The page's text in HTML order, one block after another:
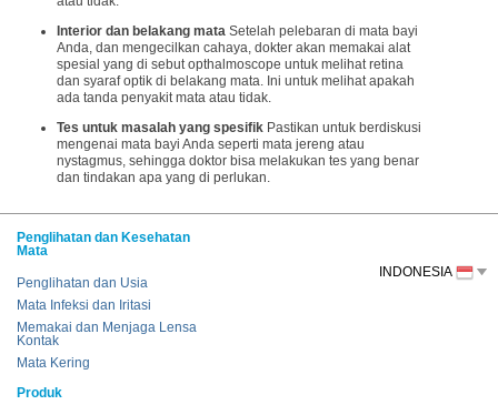
Interior dan belakang mata Setelah pelebaran di mata bayi
Anda, dan mengecilkan cahaya, dokter akan memakai alat
spesial yang di sebut opthalmoscope untuk melihat retina
dan syaraf optik di belakang mata. Ini untuk melihat apakah
ada tanda penyakit mata atau tidak.
Tes untuk masalah yang spesifik Pastikan untuk berdiskusi
mengenai mata bayi Anda seperti mata jereng atau
nystagmus, sehingga doktor bisa melakukan tes yang benar
dan tindakan apa yang di perlukan.
Penglihatan dan Kesehatan
Mata
Penglihatan dan Usia
Mata Infeksi dan Iritasi
Memakai dan Menjaga Lensa
Kontak
Mata Kering
Produk
INDONESIA